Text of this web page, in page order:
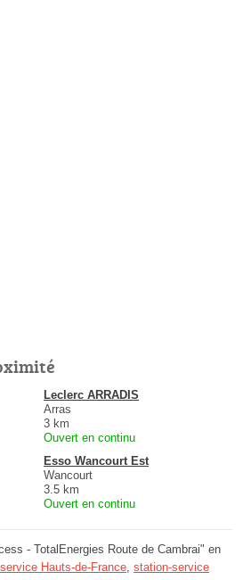
Leclerc ARRADIS
Arras
3 km
Ouvert en continu
Esso Wancourt Est
Wancourt
3.5 km
Ouvert en continu
- TotalEnergies Route de Cambrai" en
Hauts-de-France, station-service